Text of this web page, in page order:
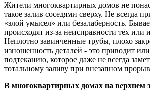
Жители многоквартирных домов не
такое залив соседями сверху. Не всегда
«злой умысел» или безалаберность.
происходят из-за неисправности тех
Неплотно завинченные трубы, плохо
изношенность деталей - это приводит
подтеканию, которое даже не всегда
тотальному заливу при внезапном
В многоквартирных домах на верхнем